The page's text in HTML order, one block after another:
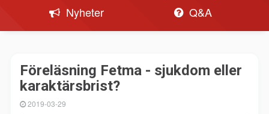
Nyheter
Q&A
Föreläsning Fetma - sjukdom eller
karaktärsbrist?
2019-03-29